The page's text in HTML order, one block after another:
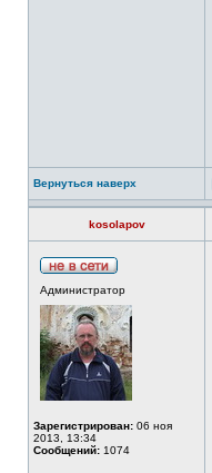
Вернуться наверх
kosolapov
Администратор
Зарегистрирован: 06 ноя
2013, 13:34
Сообщений: 1074